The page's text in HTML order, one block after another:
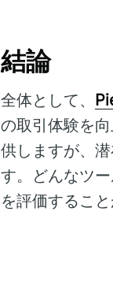
結論
全体として、
の取引体験を
供しますが、
す。どんなツー
を評価すること